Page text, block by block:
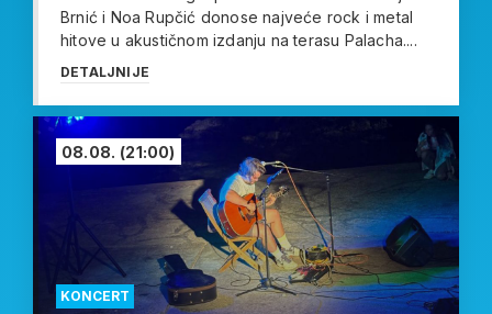
Brnić i Noa Rupčić donose najveće rock i metal
hitove u akustičnom izdanju na terasu Palacha....
DETALJNIJE
KONCERT
08.08. (21:00)